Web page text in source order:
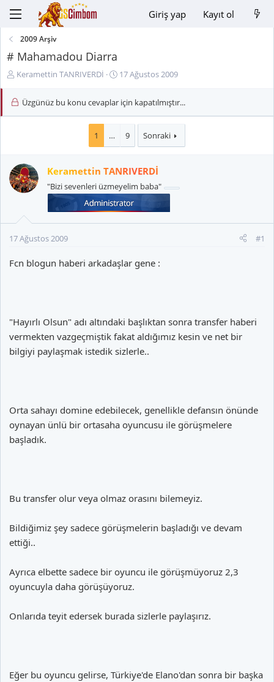
Giriş yap Kayıt ol
2009 Arşiv
# Mahamadou Diarra
K
n
ş
l
a
Keramettin TANRIVERDİ
B
ş
g
ç
t
a
r
i
17 Ağustos 2009
Üzgünüz bu konu cevaplar için kapatılmıştır...
1 … 9 Sonraki
Keramettin TANRIVERDİ
"Bizi sevenleri üzmeyelim baba"
17 Ağustos 2009 #1
Fcn blogun haberi arkadaşlar gene :
"Hayırlı Olsun" adı altındaki başlıktan sonra transfer haberi
vermekten vazgeçmiştik fakat aldığımız kesin ve net bir
bilgiyi paylaşmak istedik sizlerle..
Orta sahayı domine edebilecek, genellikle defansın önünde
oynayan ünlü bir ortasaha oyuncusu ile görüşmelere
başladık.
Bu transfer olur veya olmaz orasını bilemeyiz.
Bildiğimiz şey sadece görüşmelerin başladığı ve devam
ettiği..
Ayrıca elbette sadece bir oyuncu ile görüşmüyoruz 2,3
oyuncuyla daha görüşüyoruz.
Onlarıda teyit edersek burada sizlerle paylaşırız.
Eğer bu oyuncu gelirse, Türkiye'de Elano'dan sonra bir başka